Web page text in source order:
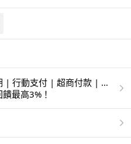
| 行動支付 | 超商付款 | 銀
最高3%！